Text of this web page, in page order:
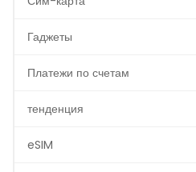
Гаджеты
Платежи по счетам
тенденция
eSIM